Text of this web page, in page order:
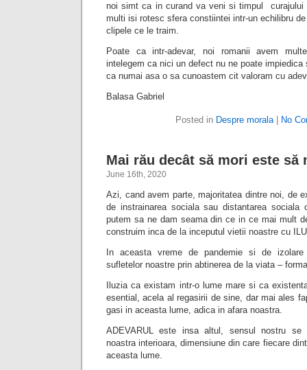
noi simt ca in curand va veni si timpul
multi isi rotesc sfera constiintei intr-un echilibru
clipele ce le traim.
Poate ca intr-adevar, noi romanii avem
intelegem ca nici un defect nu ne poate
ca numai asa o sa cunoastem cit valoram cu
Balasa Gabriel
Posted in Despre morala| No
Mai rău decât să mori este să
June 16th, 2020
Azi, cand avem parte, majoritatea dintre noi, de
de instrainarea sociala sau distantarea sociala
putem sa ne dam seama din ce in ce mai mult
construim inca de la inceputul vietii noastre cu
In aceasta vreme de pandemie si de
sufletelor noastre prin abtinerea de la viata –
Iluzia ca existam intr-o lume mare si ca
esential, acela al regasirii de sine, dar mai ales
gasi in aceasta lume, adica in afara noastra.
ADEVARUL este insa altul, sensul nostru se
noastra interioara, dimensiune din care fiecare
aceasta lume.